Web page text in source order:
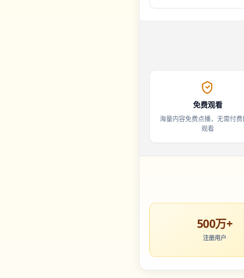
免费观看
海量内容免费点播，无需付
观看
500万+
注册用户